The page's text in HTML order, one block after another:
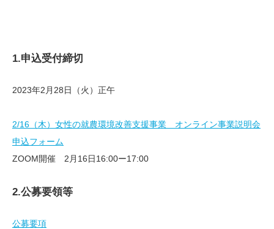
1.申込受付締切
2023年2月28日（火）正午
2/16（木）女性の就農環境改善支援事業 オンライン事業説明会
申込フォーム
ZOOM開催 2月16日16:00ー17:00
2.公募要領等
公募要項